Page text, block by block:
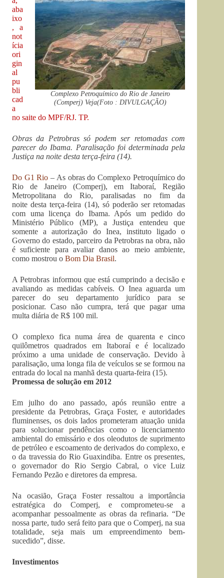
Complexo Petroquímico do Rio de Janeiro
(Comperj) Veja(Foto : DIVULGAÇÃO)
aba
ixo
, a
not
ícia
ori
gin
al
pu
bli
cad
a
no saite do MPF/RJ. TP.
Obras da Petrobras só podem ser retomadas com
parecer do Ibama. Paralisação foi determinada pela
Justiça na noite desta terça-feira (14).
Do G1 Rio – As obras do Complexo Petroquímico do
Rio de Janeiro (Comperj), em Itaboraí, Região
Metropolitana do Rio, paralisadas no fim da
noite desta terça-feira (14), só poderão ser retomadas
com uma licença do Ibama. Após um pedido do
Ministério Público (MP), a Justiça entendeu que
somente a autorização do Inea, instituto ligado o
Governo do estado, parceiro da Petrobras na obra, não
é suficiente para avaliar danos ao meio ambiente,
como mostrou o Bom Dia Brasil.
A Petrobras informou que está cumprindo a decisão e
avaliando as medidas cabíveis. O Inea aguarda um
parecer do seu departamento jurídico para se
posicionar. Caso não cumpra, terá que pagar uma
multa diária de R$ 100 mil.
O complexo fica numa área de quarenta e cinco
quilômetros quadrados em Itaboraí e é localizado
próximo a uma unidade de conservação. Devido à
paralisação, uma longa fila de veículos se se formou na
entrada do local na manhã desta quarta-feira (15).
Promessa de solução em 2012
Em julho do ano passado, após reunião entre a
presidente da Petrobras, Graça Foster, e autoridades
fluminenses, os dois lados prometeram atuação unida
para solucionar pendências como o licenciamento
ambiental do emissário e dos oleodutos de suprimento
de petróleo e escoamento de derivados do complexo, e
o da travessia do Rio Guaxindiba. Entre os presentes,
o governador do Rio Sergio Cabral, o vice Luiz
Fernando Pezão e diretores da empresa.
Na ocasião, Graça Foster ressaltou a importância
estratégica do Comperj, e comprometeu-se a
acompanhar pessoalmente as obras da refinaria. “De
nossa parte, tudo será feito para que o Comperj, na sua
totalidade, seja mais um empreendimento bem-
sucedido”, disse.
Investimentos